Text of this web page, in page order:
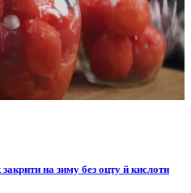
на зиму без оцту й кислоти